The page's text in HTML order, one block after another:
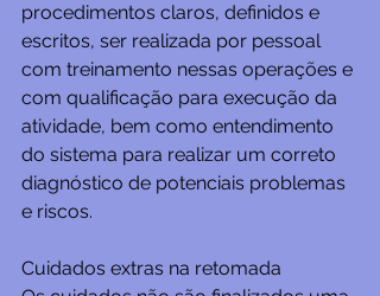
procedimentos claros, definidos e
escritos, ser realizada por pessoal
com treinamento nessas operações e
com qualificação para execução da
atividade, bem como entendimento
do sistema para realizar um correto
diagnóstico de potenciais problemas
e riscos.
Cuidados extras na retomada